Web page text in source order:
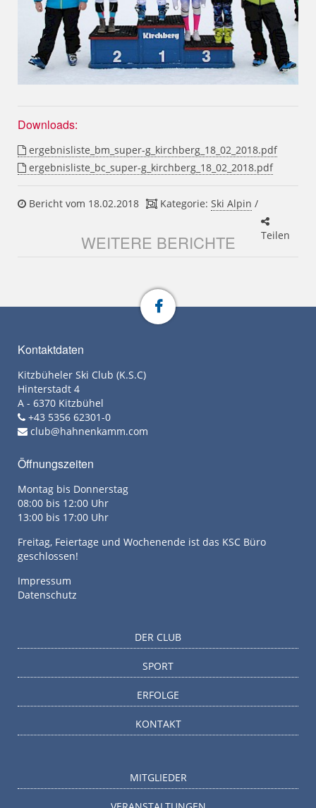
Downloads:
ergebnisliste_bm_super-g_kirchberg_18_02_2018.pdf
ergebnisliste_bc_super-g_kirchberg_18_02_2018.pdf
Bericht vom 18.02.2018 Kategorie: Ski Alpin /
Teilen
WEITERE BERICHTE
Kontaktdaten
Kitzbüheler Ski Club (K.S.C)
Hinterstadt 4
A - 6370 Kitzbühel
+43 5356 62301-0
club@hahnenkamm.com
Öffnungszeiten
Montag bis Donnerstag
08:00 bis 12:00 Uhr
13:00 bis 17:00 Uhr
Freitag, Feiertage und Wochenende ist das KSC Büro
geschlossen!
Impressum
Datenschutz
DER CLUB
SPORT
ERFOLGE
KONTAKT
MITGLIEDER